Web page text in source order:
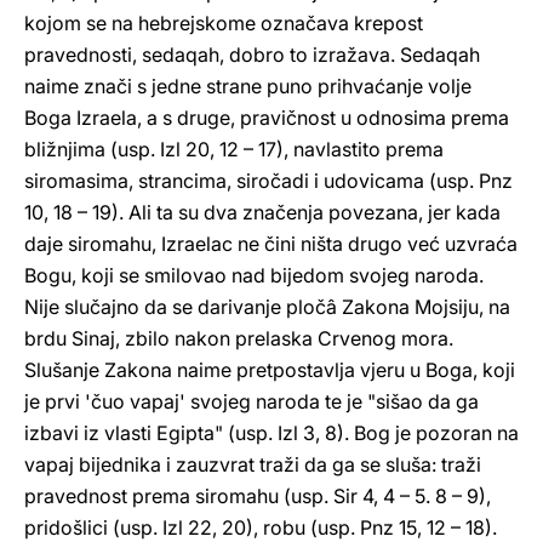
kojom se na hebrejskome označava krepost
pravednosti, sedaqah, dobro to izražava. Sedaqah
naime znači s jedne strane puno prihvaćanje volje
Boga Izraela, a s druge, pravičnost u odnosima prema
bližnjima (usp. Izl 20, 12 – 17), navlastito prema
siromasima, strancima, siročadi i udovicama (usp. Pnz
10, 18 – 19). Ali ta su dva značenja povezana, jer kada
daje siromahu, Izraelac ne čini ništa drugo već uzvraća
Bogu, koji se smilovao nad bijedom svojeg naroda.
Nije slučajno da se darivanje pločâ Zakona Mojsiju, na
brdu Sinaj, zbilo nakon prelaska Crvenog mora.
Slušanje Zakona naime pretpostavlja vjeru u Boga, koji
je prvi 'čuo vapaj' svojeg naroda te je "sišao da ga
izbavi iz vlasti Egipta" (usp. Izl 3, 8). Bog je pozoran na
vapaj bijednika i zauzvrat traži da ga se sluša: traži
pravednost prema siromahu (usp. Sir 4, 4 – 5. 8 – 9),
pridošlici (usp. Izl 22, 20), robu (usp. Pnz 15, 12 – 18).